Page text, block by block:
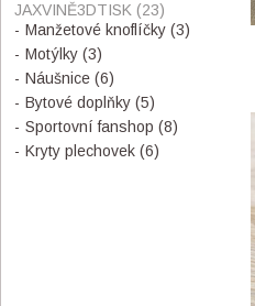
JAXVINĚ3DTISK (23)
Manžetové knoflíčky (3)
Motýlky (3)
Náušnice (6)
Bytové doplňky (5)
Sportovní fanshop (8)
Kryty plechovek (6)